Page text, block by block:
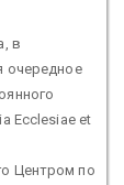
в
очередное
Ecclesiae et
Центром по